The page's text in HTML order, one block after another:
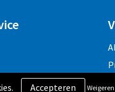
Weigeren